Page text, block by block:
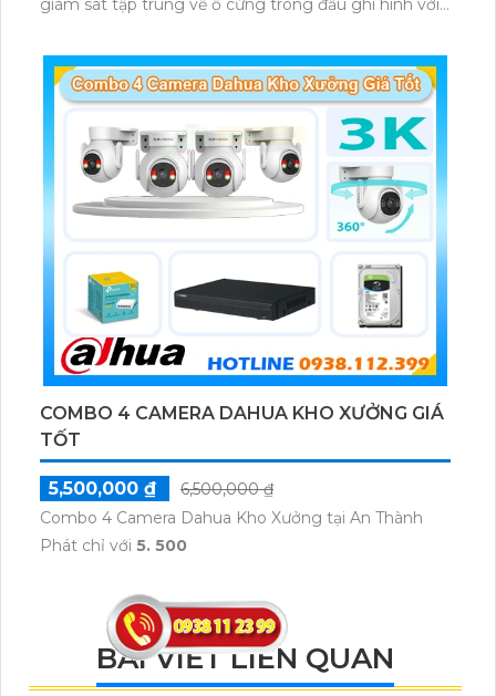
giám sát tập trung về ổ cứng trong đầu ghi hình với
động, đàm thoại âm thanh 2 chiều và giám sát có
màu vào ban đêm
COMBO 4 CAMERA DAHUA KHO XƯỞNG GIÁ
TỐT
5,500,000 ₫
6,500,000 ₫
Combo 4 Camera Dahua Kho Xưởng tại An Thành
Phát chỉ với 5. 500
BÀI VIẾT LIÊN QUAN